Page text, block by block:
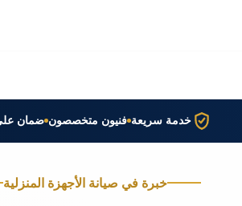
خدمة سريعة فنيون متخصصون ضمان
خبرة في صيانة الأجهزة المنزلية